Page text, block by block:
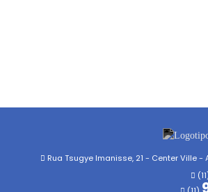
Rua Tsugye Imanisse, 21 - Center Ville -